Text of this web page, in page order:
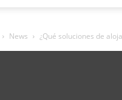
News ¿Qué soluciones de